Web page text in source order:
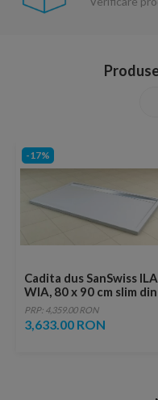
-17%
Cadita dus SanSwiss ILA
WIA, 80 x 90 cm slim din
marmura compozita alb,
crom
PRP: 4,359.00 RON
3,633.00 RON